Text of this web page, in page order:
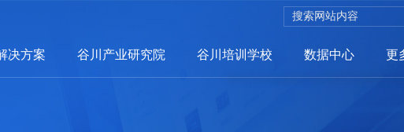
决方案 谷川产业研究院 谷川培训学校 数据中心 更